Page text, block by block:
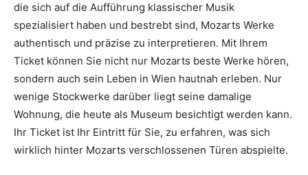
die sich auf die Aufführung klassischer Musik
spezialisiert haben und bestrebt sind, Mozarts Werke
authentisch und präzise zu interpretieren. Mit Ihrem
Ticket können Sie nicht nur Mozarts beste Werke hören,
sondern auch sein Leben in Wien hautnah erleben. Nur
wenige Stockwerke darüber liegt seine damalige
Wohnung, die heute als Museum besichtigt werden kann.
Ihr Ticket ist Ihr Eintritt für Sie, zu erfahren, was sich
wirklich hinter Mozarts verschlossenen Türen abspielte.